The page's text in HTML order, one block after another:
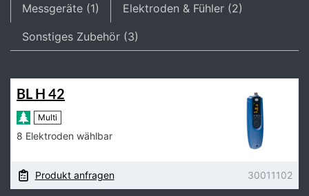
Messgeräte (1) Elektroden & Fühler (2)
Sonstiges Zubehör (3)
BL H 42
Multi
8 Elektroden wählbar
Produkt anfragen 30011102